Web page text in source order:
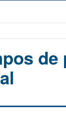
de